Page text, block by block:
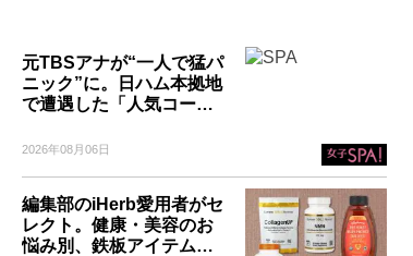
元TBSアナが“一人で猛パ
ニック”に。日ハム本拠地
で遭遇した「人気コー…
2026年08月06日
編集部のiHerb愛用者がセ
レクト。健康・美容のお
悩み別、鉄板アイテム…